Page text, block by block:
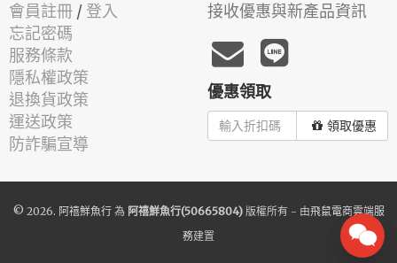
會員註冊 / 登入
忘記密碼
服務條款
隱私權政策
退換貨政策
運送政策
防詐騙宣導
接收優惠與新產品資訊
優惠領取
領取優惠
© 2026. 阿禧鮮魚行為 阿禧鮮魚行(50665804)版權所有 - 由飛鼠電商雲端服
務建置